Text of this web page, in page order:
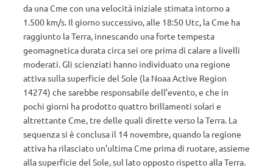
da una Cme con una velocità iniziale stimata intorno a
1.500 km/s. Il giorno successivo, alle 18:50 Utc, la Cme ha
raggiunto la Terra, innescando una forte tempesta
geomagnetica durata circa sei ore prima di calare a livelli
moderati. Gli scienziati hanno individuato una regione
attiva sulla superficie del Sole (la Noaa Active Region
14274) che sarebbe responsabile dell’evento, e che in
pochi giorni ha prodotto quattro brillamenti solari e
altrettante Cme, tre delle quali dirette verso la Terra. La
sequenza si è conclusa il 14 novembre, quando la regione
attiva ha rilasciato un’ultima Cme prima di ruotare, assieme
alla superficie del Sole, sul lato opposto rispetto alla Terra.